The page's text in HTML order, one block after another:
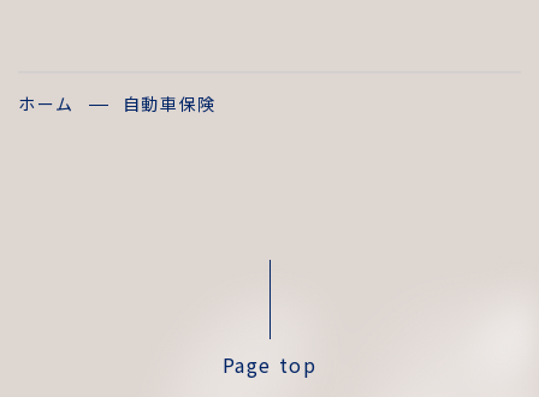
ホーム 自動車保険
Page top